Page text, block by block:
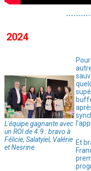
2024
L'équipe gagnante avec
un ROI de 4.9 : bravo à
Félicie, Salatyiel, Valérie
et Nesrine.
Et